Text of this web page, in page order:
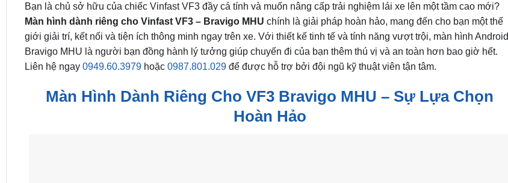
Bạn là chủ sở hữu của chiếc Vinfast VF3 đầy cá tính và muốn nâng cấp trải nghiệm lái xe lên một tầm cao mới?
Màn hình dành riêng cho Vinfast VF3 – Bravigo MHU chính là giải pháp hoàn hảo, mang đến cho bạn một thế
giới giải trí, kết nối và tiện ích thông minh ngay trên xe. Với thiết kế tinh tế và tính năng vượt trội, màn hình Android
Bravigo MHU là người bạn đồng hành lý tưởng giúp chuyến đi của bạn thêm thú vị và an toàn hơn bao giờ hết.
Liên hệ ngay 0949.60.3979hoặc 0987.801.029để được hỗ trợ bởi đội ngũ kỹ thuật viên tận tâm.
Màn Hình Dành Riêng Cho VF3 Bravigo MHU – Sự Lựa Chọn
Hoàn Hảo